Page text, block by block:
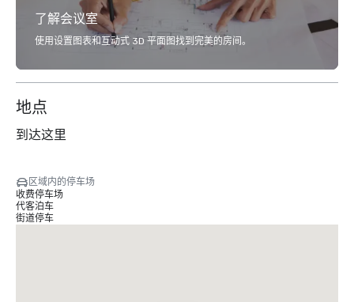
了解会议室
使用设置图表和互动式 3D 平面图找到完美的房间。
地点
到达这里
区域内的停车场
收费停车场
代客泊车
街道停车